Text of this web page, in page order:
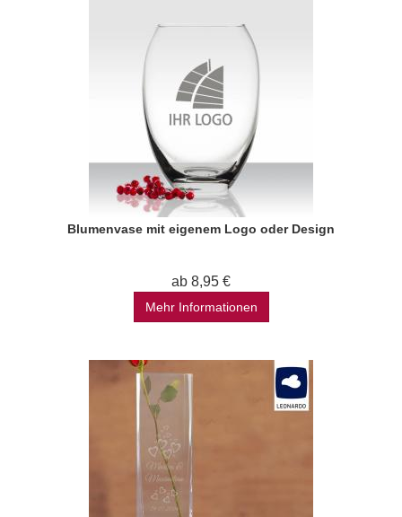
Blumenvase mit eigenem Logo oder Design
ab 8,95 €
Mehr Informationen